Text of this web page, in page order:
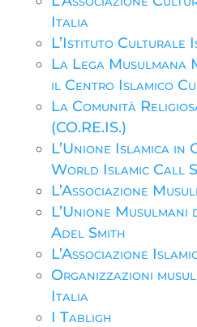
Italia
L’Istituto Culturale
La Lega
il Centro Islamico
La Comunità
(CO.RE.IS.)
L’Unione Islamica in
World Islamic Call
L’Associazione
L’Unione
Adel Smith
L’Associazione
Organizzazioni
Italia
I Tabligh